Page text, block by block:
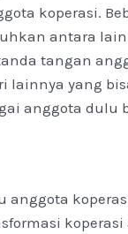
koperasi.
antara lain
tangan
lainnya yang
anggota dulu
anggota
koperasi